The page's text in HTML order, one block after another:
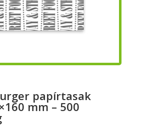
papírtasak
mm – 500